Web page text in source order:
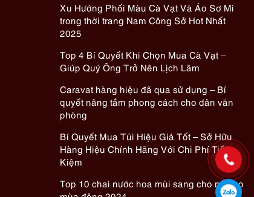
Xu Hướng Phối Màu Cà Vạt Và Áo Sơ Mi
trong thời trang Nam Công Sở Hot Nhất
2025
Top 4 Bí Quyết Khi Chọn Mua Cà Vạt –
Giúp Quý Ông Trở Nên Lịch Lãm
Caravat hàng hiệu đã qua sử dụng – Bí
quyết nâng tầm phong cách cho dân văn
phòng
Bí Quyết Mua Túi Hiệu Giá Tốt – Sở Hữu
Hàng Hiệu Chính Hãng Với Chi Phí Tiết
Kiệm
Top 10 chai nước hoa mùi sang cho nữ cho